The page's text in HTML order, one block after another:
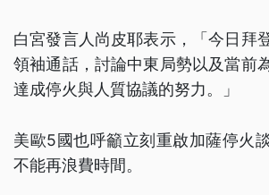
白宮發言人尚皮耶表示，「今日拜
領袖通話，討論中東局勢以及當前
達成停火與人質協議的努力。」
美歐5國也呼籲立刻重啟加薩停火
不能再浪費時間。